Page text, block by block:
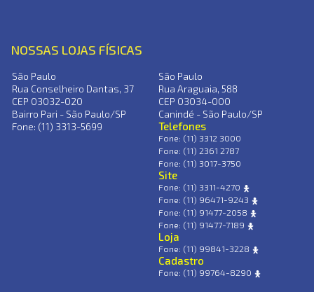
NOSSAS LOJAS FÍSICAS
São Paulo
Rua Conselheiro Dantas, 37
CEP 03032-020
Bairro Pari - São Paulo/SP
Fone: (11) 3313-5699
São Paulo
Rua Araguaia, 588
CEP 03034-000
Canindé - São Paulo/SP
Telefones
Fone: (11) 3312 3000
Fone: (11) 2361 2787
Fone: (11) 3017-3750
Site
Fone: (11) 3311-4270
Fone: (11) 96471-9243
Fone: (11) 91477-2058
Fone: (11) 91477-7189
Loja
Fone: (11) 99841-3228
Cadastro
Fone: (11) 99764-8290